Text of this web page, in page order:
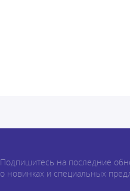
Подпишитесь на последние
о новинках и специальных